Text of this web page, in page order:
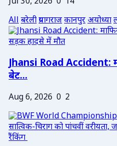
Allबरेलीप्रयागराजकानपुरअयोध्या
Jhansi Road Accident:
बेट...
Aug 6, 2026 0 2